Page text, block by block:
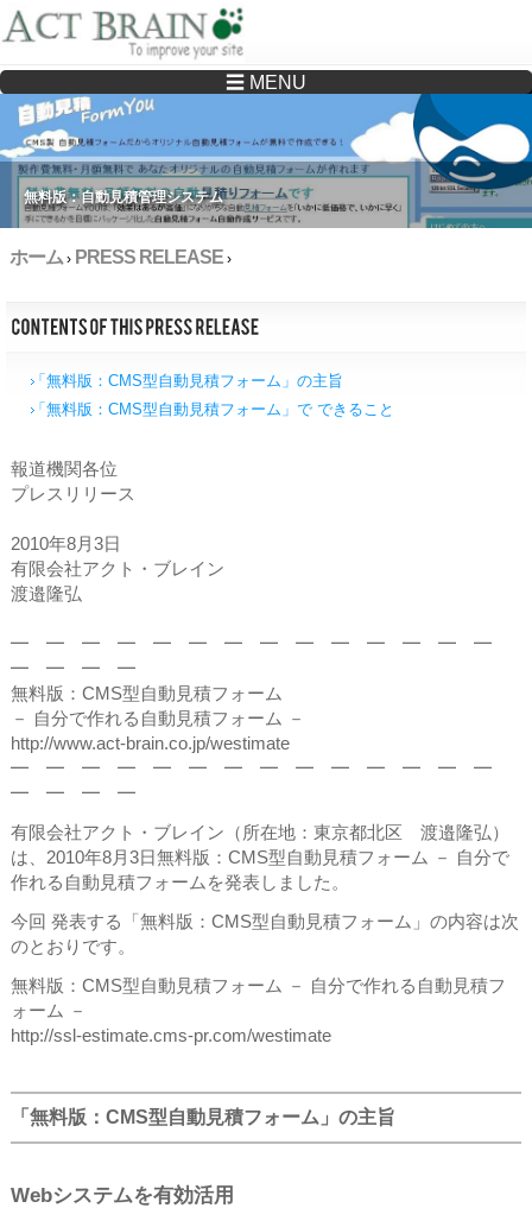
Drupalサイトの制作・保守をどこに頼んでいいか分からない方へ…まずはご相談く
ださい
☰ MENU
無料版：自動見積管理システム
ホーム› PRESS RELEASE ›
「無料版：CMS型自動見積フォーム」の主旨
「無料版：CMS型自動見積フォーム」で できること
報道機関各位
プレスリリース
2010年8月3日
有限会社アクト・ブレイン
渡邉隆弘
━ ━ ━ ━ ━ ━ ━ ━ ━ ━ ━ ━ ━ ━
━ ━ ━ ━
無料版：CMS型自動見積フォーム
－ 自分で作れる自動見積フォーム －
http://www.act-brain.co.jp/westimate
━ ━ ━ ━ ━ ━ ━ ━ ━ ━ ━ ━ ━ ━
━ ━ ━ ━
有限会社アクト・ブレイン（所在地：東京都北区 渡邉隆弘）
は、2010年8月3日無料版：CMS型自動見積フォーム － 自分で
作れる自動見積フォームを発表しました。
今回 発表する「無料版：CMS型自動見積フォーム」の内容は次
のとおりです。
無料版：CMS型自動見積フォーム － 自分で作れる自動見積フ
ォーム －
http://ssl-estimate.cms-pr.com/westimate
「無料版：CMS型自動見積フォーム」の主旨
Webシステムを有効活用